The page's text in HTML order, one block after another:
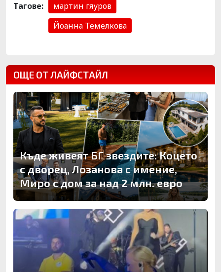
Тагове:
мартин гяуров
Йоанна Темелкова
ОЩЕ ОТ ЛАЙФСТАЙЛ
Къде живеят БГ звездите: Коцето
с дворец, Лозанова с имение,
Миро с дом за над 2 млн. евро